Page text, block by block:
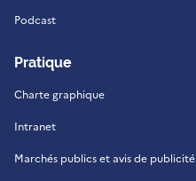
Podcast
Pratique
Charte graphique
Intranet
Marchés publics et avis de publicité